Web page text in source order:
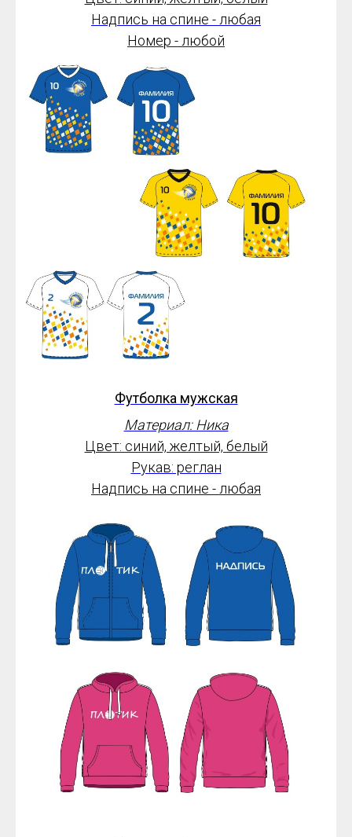
Надпись на спине - любая
Номер - любой
от 1700*
Футболка мужская
Материал: Ника
Цвет: синий, желтый, белый
Рукав: реглан
Надпись на спине - любая